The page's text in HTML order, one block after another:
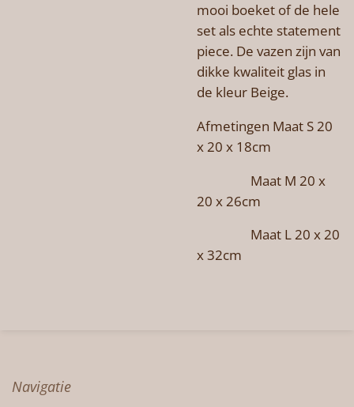
mooi boeket of de hele
set als echte statement
piece. De vazen zijn van
dikke kwaliteit glas in
de kleur Beige.
Afmetingen Maat S 20
x 20 x 18cm
Maat M 20 x
20 x 26cm
Maat L 20 x 20
x 32cm
Navigatie